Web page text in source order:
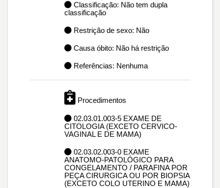
Classificação: Não tem dupla
classificação
Restrição de sexo: Não
Causa óbito: Não há restrição
Referências: Nenhuma
Procedimentos
02.03.01.003-5 EXAME DE
CITOLOGIA (EXCETO CERVICO-
VAGINAL E DE MAMA)
02.03.02.003-0 EXAME
ANATOMO-PATOLÓGICO PARA
CONGELAMENTO / PARAFINA POR
PEÇA CIRURGICA OU POR BIOPSIA
(EXCETO COLO UTERINO E MAMA)